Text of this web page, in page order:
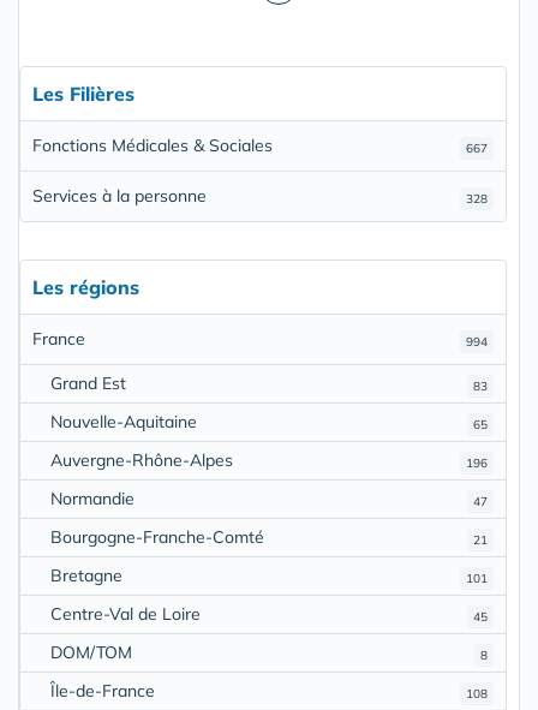
Les Filières
667
Fonctions Médicales & Sociales
328
Services à la personne
Les régions
994
France
83
Grand Est
65
Nouvelle-Aquitaine
196
Auvergne-Rhône-Alpes
47
Normandie
21
Bourgogne-Franche-Comté
101
Bretagne
45
Centre-Val de Loire
8
DOM/TOM
108
Île-de-France